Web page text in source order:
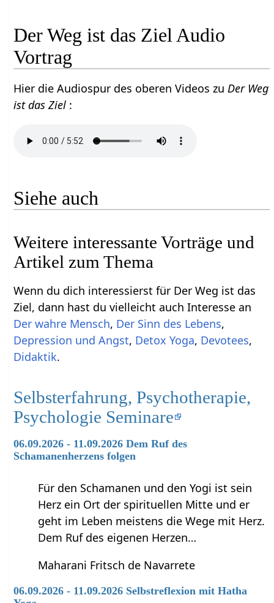
Der Weg ist das Ziel Audio
Vortrag
Hier die Audiospur des oberen Videos zuDer Weg
ist das Ziel :
Siehe auch
Weitere interessante Vorträge und
Artikel zum Thema
Wenn du dich interessierst für Der Weg ist das
Ziel, dann hast du vielleicht auch Interesse an
Der wahre Mensch, Der Sinn des Lebens,
Depression und Angst, Detox Yoga, Devotees,
Didaktik.
Selbsterfahrung, Psychotherapie,
Psychologie Seminare
06.09.2026 - 11.09.2026 Dem Ruf des
Schamanenherzens folgen
Für den Schamanen und den Yogi ist sein
Herz ein Ort der spirituellen Mitte und er
geht im Leben meistens die Wege mit Herz.
Dem Ruf des eigenen Herzen…
Maharani Fritsch de Navarrete
06.09.2026 - 11.09.2026 Selbstreflexion mit Hatha